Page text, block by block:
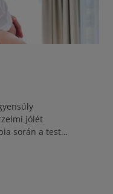
jólét
során a test